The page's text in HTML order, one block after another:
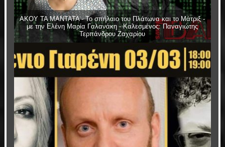
ΑΚΟΥ ΤΑ ΜΑΝΤΑΤΑ - Το σπήλαιο του Πλάτωνα και το Μάτριξ -
με την Ελένη Μαρία Γαλανάκη - Καλεσμένος: Παναγιώτης
Τερπάνδρου Ζαχαρίου